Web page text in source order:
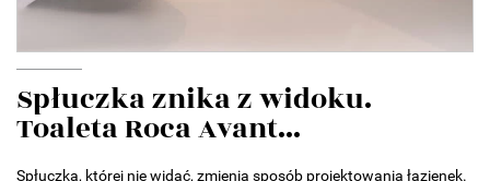
Spłuczka znika z widoku.
Toaleta Roca Avant...
Spłuczka, której nie widać, zmienia sposób projektowania łazienek.